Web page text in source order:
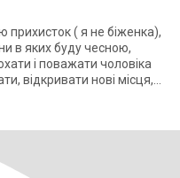
в яких буду чесною,
чоловіка
відкривати нові місця,